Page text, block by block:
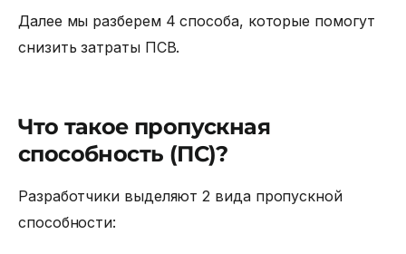
Далее мы разберем 4 способа, которые помогут
снизить затраты ПСВ.
Что такое пропускная
способность (ПС)?
Разработчики выделяют 2 вида пропускной
способности: